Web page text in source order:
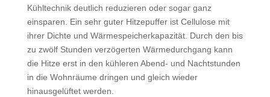
Kühltechnik deutlich reduzieren oder sogar ganz
einsparen. Ein sehr guter Hitzepuffer ist Cellulose mit
ihrer Dichte und Wärmespeicherkapazität. Durch den bis
zu zwölf Stunden verzögerten Wärmedurchgang kann
die Hitze erst in den kühleren Abend- und Nachtstunden
in die Wohnräume dringen und gleich wieder
hinausgelüftet werden.